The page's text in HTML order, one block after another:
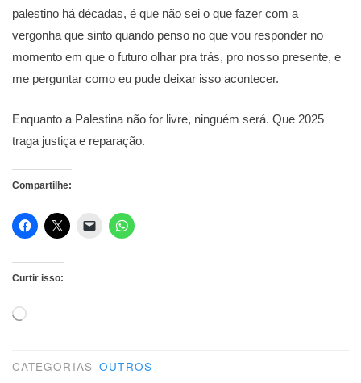
palestino há décadas, é que não sei o que fazer com a
vergonha que sinto quando penso no que vou responder no
momento em que o futuro olhar pra trás, pro nosso presente, e
me perguntar como eu pude deixar isso acontecer.
Enquanto a Palestina não for livre, ninguém será. Que 2025
traga justiça e reparação.
Compartilhe:
Curtir isso:
Carregando...
CATEGORIAS OUTROS